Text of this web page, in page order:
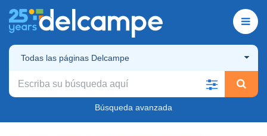
Todas las páginas Delcampe
Búsqueda avanzada